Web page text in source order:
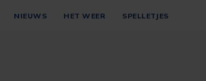
NIEUWS HET WEER SPELLETJES